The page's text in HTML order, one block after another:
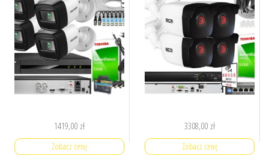
1419,00 zł
Zobacz cenę
3308,00 zł
Zobacz cenę